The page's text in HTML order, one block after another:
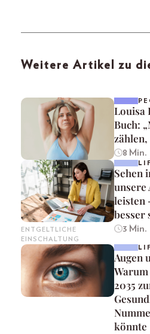
Weitere Artikel zu
Louisa
Buch:
8 Min.
ENTGELTLICHE
EINSCHALTUNG
Sehen
unsere
leisten
besser
3 Min.
Augen
Warum
2035
könnte